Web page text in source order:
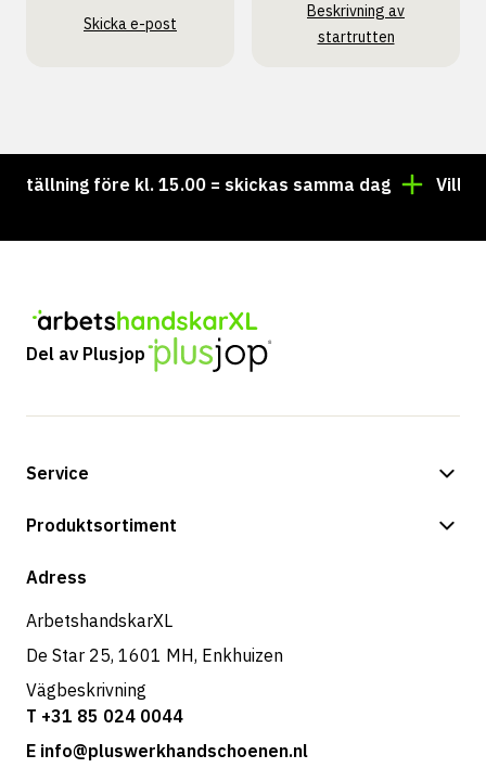
Skicka e-post
Beskrivning av
startrutten
före kl. 15.00 = skickas samma dag Vill du ha
Del av Plusjop
Service
Betalningsalternativ
Produktsortiment
Butik
Adress
ArbetshandskarXL
De Star 25, 1601 MH, Enkhuizen
Vägbeskrivning
T +31 85 024 0044
E info@pluswerkhandschoenen.nl